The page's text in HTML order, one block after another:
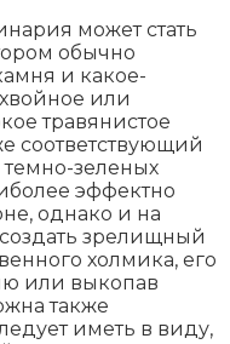
может стать
обычно
и какое-
или
травянистое
соответствующий
зеленых
эффектно
однако и на
зрелищный
холмика, его
или выкопав
также
иметь в виду,